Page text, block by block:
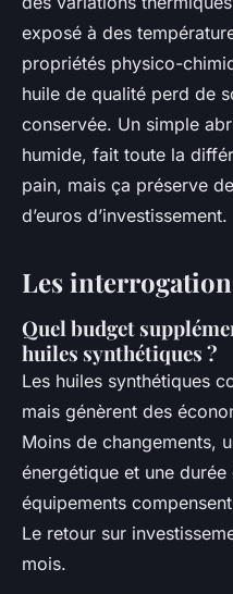
exposé à des
propriétés physico-
huile de qualité perd de
conservée. Un simple
humide, fait toute la
pain, mais ça préserve
d’euros d’investissement.
Les
Quel budget
huiles synthétiques ?
Les huiles synthétiques
mais génèrent des
Moins de changements,
énergétique et une
équipements
Le retour sur
mois.